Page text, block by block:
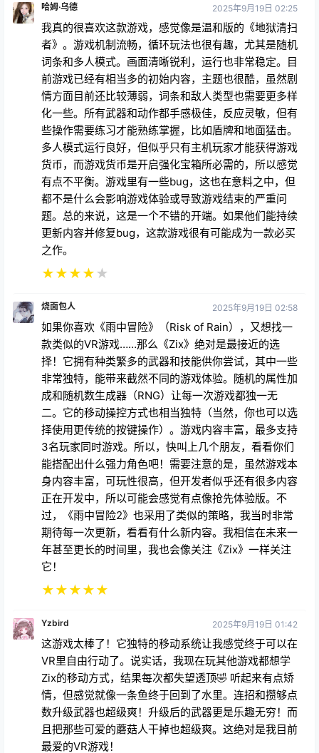
哈姆·乌德 2025年9月19日 02:25
我真的很喜欢这款游戏，感觉像是温和版的《地狱清扫
者》。游戏机制流畅，循环玩法也很有趣，尤其是随机
词条和多人模式。画面清晰锐利，运行也非常稳定。目
前游戏已经有相当多的初始内容，主题也很酷，虽然剧
情方面目前还比较薄弱，词条和敌人类型也需要更多样
化一些。所有武器和动作都手感极佳，反应灵敏，但有
些操作需要练习才能熟练掌握，比如盾牌和地面猛击。
多人模式运行良好，但似乎只有主机玩家才能获得游戏
货币，而游戏货币是开启强化宝箱所必需的，所以感觉
有点不平衡。游戏里有一些bug，这也在意料之中，但
都不是什么会影响游戏体验或导致游戏结束的严重问
题。总的来说，这是一个不错的开端。如果他们能持续
更新内容并修复bug，这款游戏很有可能成为一款必买
之作。
★★★★★
烧面包人 2025年9月19日 02:58
如果你喜欢《雨中冒险》（Risk of Rain），又想找一
款类似的VR游戏……那么《Zix》绝对是最接近的选
择！它拥有种类繁多的武器和技能供你尝试，其中一些
非常独特，能带来截然不同的游戏体验。随机的属性加
成和随机数生成器（RNG）让每一次游戏都独一无
二。它的移动操控方式也相当独特（当然，你也可以选
择使用更传统的按键操作）。游戏内容丰富，最多支持
3名玩家同时游戏。所以，快叫上几个朋友，看看你们
能搭配出什么强力角色吧！需要注意的是，虽然游戏本
身内容丰富，可玩性很高，但开发者似乎还有很多内容
正在开发中，所以可能会感觉有点像抢先体验版。不
过，《雨中冒险2》也采用了类似的策略，我当时非常
期待每一次更新，看看有什么新内容。我相信在未来一
年甚至更长的时间里，我也会像关注《Zix》一样关注
它！
★★★★★
Yzbird 2025年9月19日 01:42
这游戏太棒了！它独特的移动系统让我感觉终于可以在
VR里自由行动了。说实话，我现在玩其他游戏都想学
Zix的移动方式，结果每次都失望透顶🤣 听起来有点矫
情，但感觉就像一条鱼终于回到了水里。连招和攒够点
数升级武器也超级爽！升级后的武器更是乐趣无穷！而
且把那些可爱的蘑菇人干掉也超级爽。这绝对是我目前
最爱的VR游戏！